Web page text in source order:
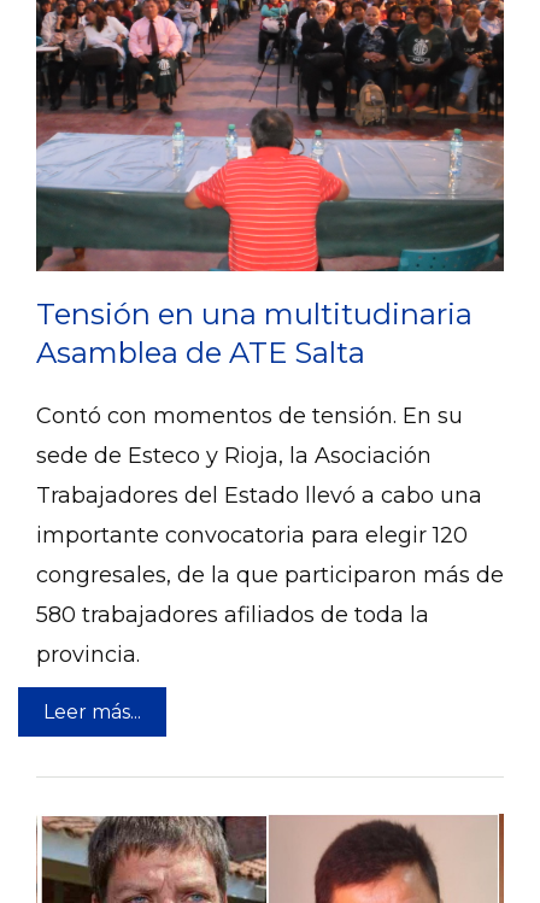
Tensión en una multitudinaria
Asamblea de ATE Salta
Contó con momentos de tensión. En su
sede de Esteco y Rioja, la Asociación
Trabajadores del Estado llevó a cabo una
importante convocatoria para elegir 120
congresales, de la que participaron más de
580 trabajadores afiliados de toda la
provincia.
Leer más...